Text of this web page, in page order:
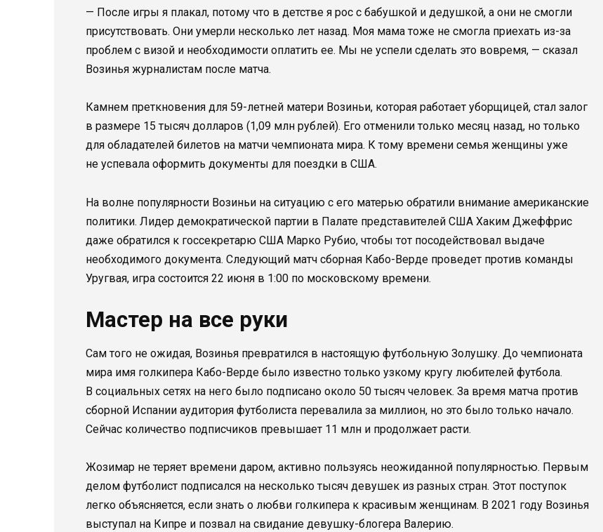
— После игры я плакал, потому что в детстве я рос с бабушкой и дедушкой, а они не смогли
присутствовать. Они умерли несколько лет назад. Моя мама тоже не смогла приехать из-за
проблем с визой и необходимости оплатить ее. Мы не успели сделать это вовремя, — сказал
Возинья журналистам после матча.
Камнем преткновения для 59-летней матери Возиньи, которая работает уборщицей, стал залог
в размере 15 тысяч долларов (1,09 млн рублей). Его отменили только месяц назад, но только
для обладателей билетов на матчи чемпионата мира. К тому времени семья женщины уже
не успевала оформить документы для поездки в США.
На волне популярности Возиньи на ситуацию с его матерью обратили внимание американские
политики. Лидер демократической партии в Палате представителей США Хаким Джеффрис
даже обратился к госсекретарю США Марко Рубио, чтобы тот посодействовал выдаче
необходимого документа. Следующий матч сборная Кабо-Верде проведет против команды
Уругвая, игра состоится 22 июня в 1:00 по московскому времени.
Мастер на все руки
Сам того не ожидая, Возинья превратился в настоящую футбольную Золушку. До чемпионата
мира имя голкипера Кабо-Верде было известно только узкому кругу любителей футбола.
В социальных сетях на него было подписано около 50 тысяч человек. За время матча против
сборной Испании аудитория футболиста перевалила за миллион, но это было только начало.
Сейчас количество подписчиков превышает 11 млн и продолжает расти.
Жозимар не теряет времени даром, активно пользуясь неожиданной популярностью. Первым
делом футболист подписался на несколько тысяч девушек из разных стран. Этот поступок
легко объясняется, если знать о любви голкипера к красивым женщинам. В 2021 году Возинья
выступал на Кипре и позвал на свидание девушку-блогера Валерию.